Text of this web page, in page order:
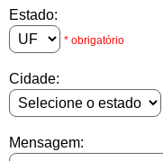
Estado:
* obrigatório
Cidade:
Mensagem: